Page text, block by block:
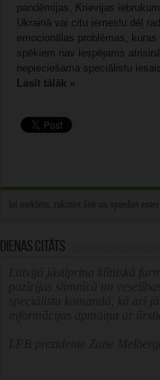
pandēmijas, Krievijas
Ukrainā vai citu iemeslu dēļ
emocionālas problēmas, kuras
spēkiem nav iespējams
nepieciešama speciālistu
Lasīt tālāk »
Dienas citāts